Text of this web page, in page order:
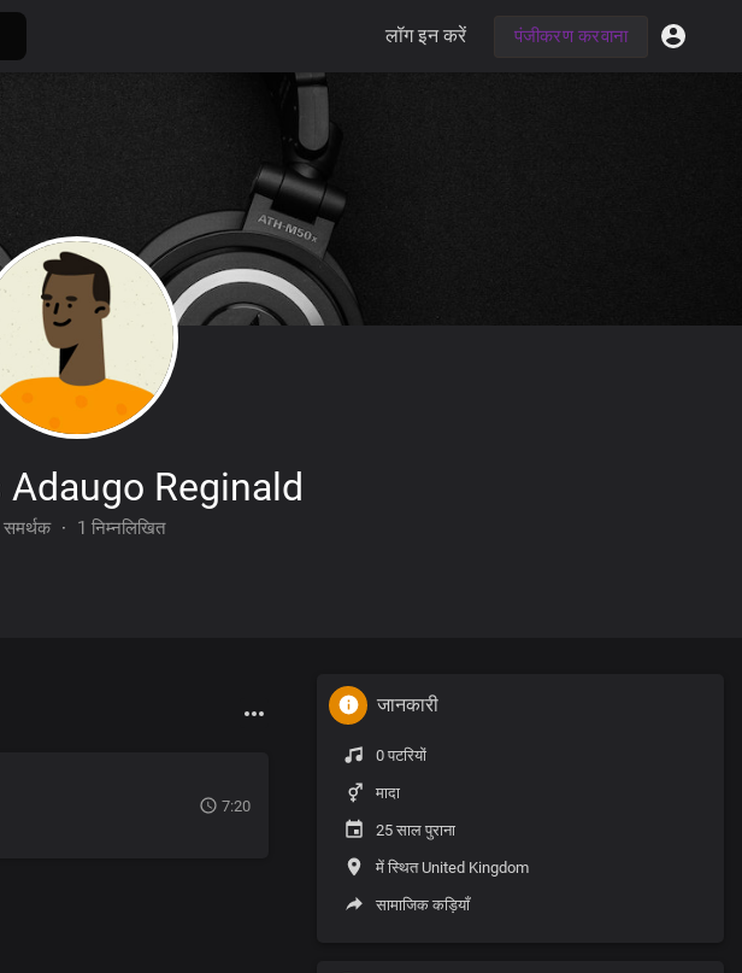
लॉग इन करें पंजीकरण करवाना
Reginald
समर्थक · 1 निम्नलिखित
7:20
जानकारी
0 पटरियों
मादा
25 साल पुराना
में स्थित United Kingdom
सामाजिक कड़ियाँ